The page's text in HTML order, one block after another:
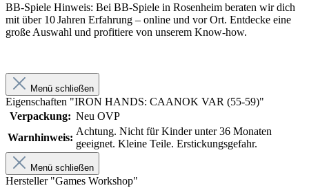
BB‑Spiele Hinweis: Bei BB‑Spiele in Rosenheim beraten wir dich
mit über 10 Jahren Erfahrung – online und vor Ort. Entdecke eine
große Auswahl und profitiere von unserem Know‑how.
Menü schließen
Eigenschaften "IRON HANDS: CAANOK VAR (55-59)"
Verpackung: Neu OVP
Warnhinweis:
Achtung. Nicht für Kinder unter 36 Monaten
geeignet. Kleine Teile. Erstickungsgefahr.
Menü schließen
Hersteller "Games Workshop"